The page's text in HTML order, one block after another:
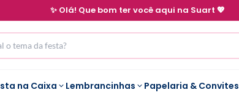
✨ Olá! Que bom ter você aqui na Suart 💖
na Caixa Lembrancinhas Papelaria & Convites